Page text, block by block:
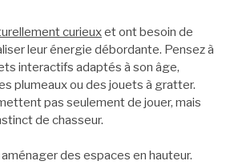
curieuxet ont besoin de
leur énergie débordante. Pensez à
interactifs adaptés à son âge,
plumeaux ou des jouets à gratter.
pas seulement de jouer, mais
de chasseur.
des espaces en hauteur.